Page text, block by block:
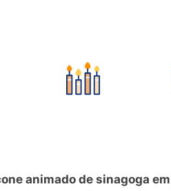
animado de sinagoga